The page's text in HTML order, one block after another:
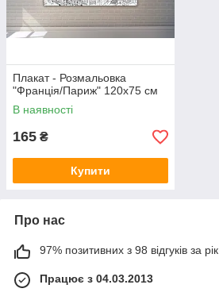
Плакат - Розмальовка
"Франція/Париж" 120х75 см
В наявності
165 ₴
Купити
Про нас
97% позитивних з 98 відгуків за рік
Працює з 04.03.2013